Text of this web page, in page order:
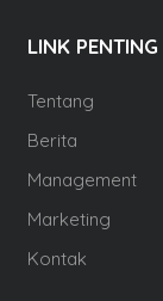
LINK PENTING
Tentang
Berita
Management
Marketing
Kontak